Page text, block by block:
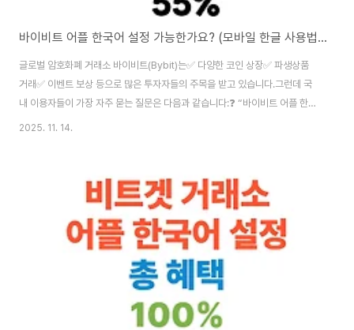
바이비트 어플 한국어 설정 가능한가요? (모바일 한글 사용법 + 수수료 혜택 정리)
글로벌 암호화폐 거래소 바이비트(Bybit)는✅ 다양한 코인 상장✅ 파생상품
거래✅ 이벤트 보상 등으로 많은 투자자들의 주목을 받고 있습니다.그런데 국
내 이용자들이 가장 자주 묻는 질문은 다음과 같습니다:❓ “바이비트 어플 한국
어 설정 가능한가요?”❓ “모바일 앱에서도 한글로 쓸 수 있나요?”❓ “한국어 번
해드립니다.✅ 바이비트 앱 한국어 지원 현황 (2025년 기준)구분한국어 지원
여부비고바이비트 웹사이트❌ 미지원크롬 브라우저 번역 사용 가능바이비트
모바일 앱❌ 미지원영어 UI만 제공거래 기능✅ 가능UI만 영어일 뿐, 기능은 모
두 사용 가능📌 ..
2025. 11. 14.